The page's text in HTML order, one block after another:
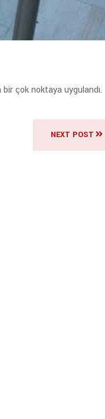
çok noktaya uygulandı.
NEXT POST